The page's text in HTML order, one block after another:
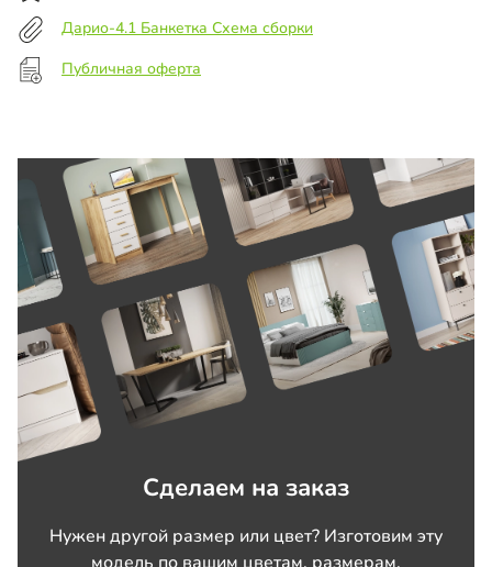
Дарио-4.1 Банкетка Схема сборки
Публичная оферта
Сделаем на заказ
Нужен другой размер или цвет? Изготовим эту